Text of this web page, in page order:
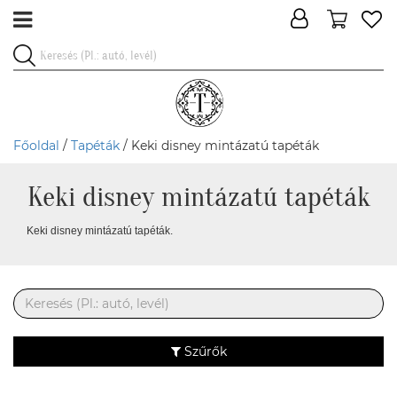
Főoldal / Tapéták / Keki disney mintázatú tapéták
Keki disney mintázatú tapéták
Keki disney mintázatú tapéták.
Szűrők